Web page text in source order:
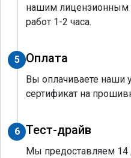
нашим лицензионным
работ 1-2 часа.
5 Оплата
Вы оплачиваете наши
сертификат на
6 Тест-драйв
Мы предоставляем 14